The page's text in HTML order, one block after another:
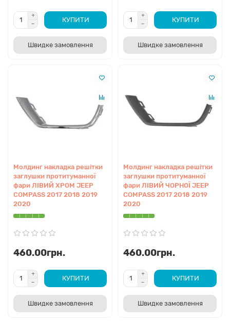
Деталі в наявності гарантують швидкий
старт ремонту та ідеальні зазори після
виїзду з СТО.
КУПИТИ
Швидке замовлення
КУПИТИ
Швидке замовлення
Молдинг накладка решітки
заглушки протитуманної
фари ЛІВИЙ ХРОМ JEEP
COMPASS 2017 2018 2019
2020
460.00грн.
КУПИТИ
Швидке замовлення
Молдинг накладка решітки
заглушки протитуманної
фари ЛІВИЙ ЧОРНОЇ JEEP
COMPASS 2017 2018 2019
2020
460.00грн.
КУПИТИ
Швидке замовлення